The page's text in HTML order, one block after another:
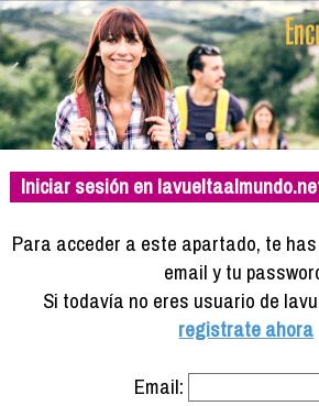
Quienes somos
El proyecto
Blog
Viaja con nosotros
Camino solidario
Libros
Compañeros de viaje
Info viajeros
Iniciar sesión en
Para acceder a este apartado, te
email y tu
Si todavía no eres usuario de
registrate ahora
Email: